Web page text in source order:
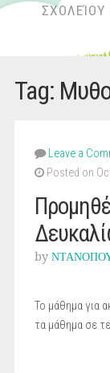
Tag:
Leave a
Posted on
by
Το μάθημα για
τα μάθημα σε